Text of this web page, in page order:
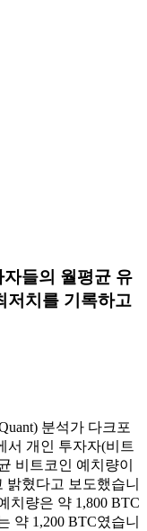
들의 월평균 유
저치를 기록하고
분석가 다크포
서 개인 투자자(비트
비트코인 ​​예치량이
밝혔다고 보도했습니
치량은 약 1,800 BTC
약 1,200 BTC였습니